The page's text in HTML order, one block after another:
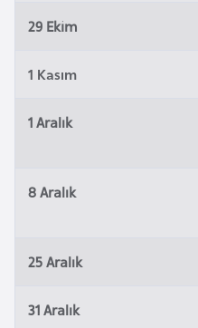
29 Ekim
1 Kasım
1 Aralık
8 Aralık
25 Aralık
31 Aralık
e
a
s
B
l